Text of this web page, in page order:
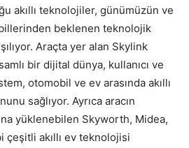
akıllı teknolojiler, günümüzün ve
beklenen teknolojik
Araçta yer alan Skylink
bir dijital dünya, kullanıcı ve
otomobil ve ev arasında akıllı
sağlıyor. Ayrıca aracın
yüklenebilen Skyworth, Midea,
çeşitli akıllı ev teknolojisi